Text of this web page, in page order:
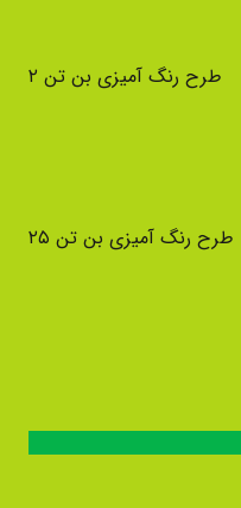
طرح رنگ آمیزی بن تن ۲
طرح رنگ آمیزی بن تن ۲۵